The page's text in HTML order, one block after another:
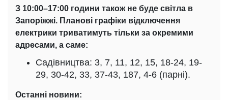
З 10:00–17:00 години також не буде світла в
Запоріжжі. Планові графіки відключення
електрики триватимуть тільки за окремими
адресами, а саме:
Садівництва: 3, 7, 11, 12, 15, 18-24, 19-
29, 30-42, 33, 37-43, 187, 4-6 (парні).
Останні новини: